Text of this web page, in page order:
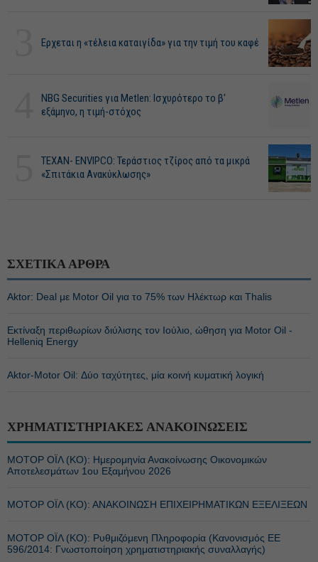
Ερχεται η «τέλεια καταιγίδα» για την τιμή του καφέ
NBG Securities για Metlen: Ισχυρότερο το β'
εξάμηνο, η τιμή-στόχος
ΤΕΧΑΝ- ENVIPCO: Τεράστιος τζίρος από τα μικρά
«Σπιτάκια Ανακύκλωσης»
ΣΧΕΤΙΚΑ ΑΡΘΡΑ
Aktor: Deal με Motor Oil για το 75% των Ηλέκτωρ και Thalis
Εκτίναξη περιθωρίων διύλισης τον Ιούλιο, ώθηση για Motor Oil -
Helleniq Energy
Αktor-Motor Oil: Δύο ταχύτητες, μία κοινή κυματική λογική
ΧΡΗΜΑΤΙΣΤΗΡΙΑΚΕΣ ΑΝΑΚΟΙΝΩΣΕΙΣ
ΜΟΤΟΡ ΟΪΛ (ΚΟ): Ημερομηνία Ανακοίνωσης Οικονομικών
Αποτελεσμάτων 1ου Εξαμήνου 2026
ΜΟΤΟΡ ΟΪΛ (ΚΟ): ΑΝΑΚΟΙΝΩΣΗ ΕΠΙΧΕΙΡΗΜΑΤΙΚΩΝ ΕΞΕΛΙΞΕΩΝ
ΜΟΤΟΡ ΟΪΛ (ΚΟ): Ρυθμιζόμενη Πληροφορία (Κανονισμός ΕΕ
596/2014: Γνωστοποίηση χρηματιστηριακής συναλλαγής)